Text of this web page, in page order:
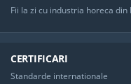
Fii la zi cu industria horeca din
CERTIFICARI
Standarde internationale